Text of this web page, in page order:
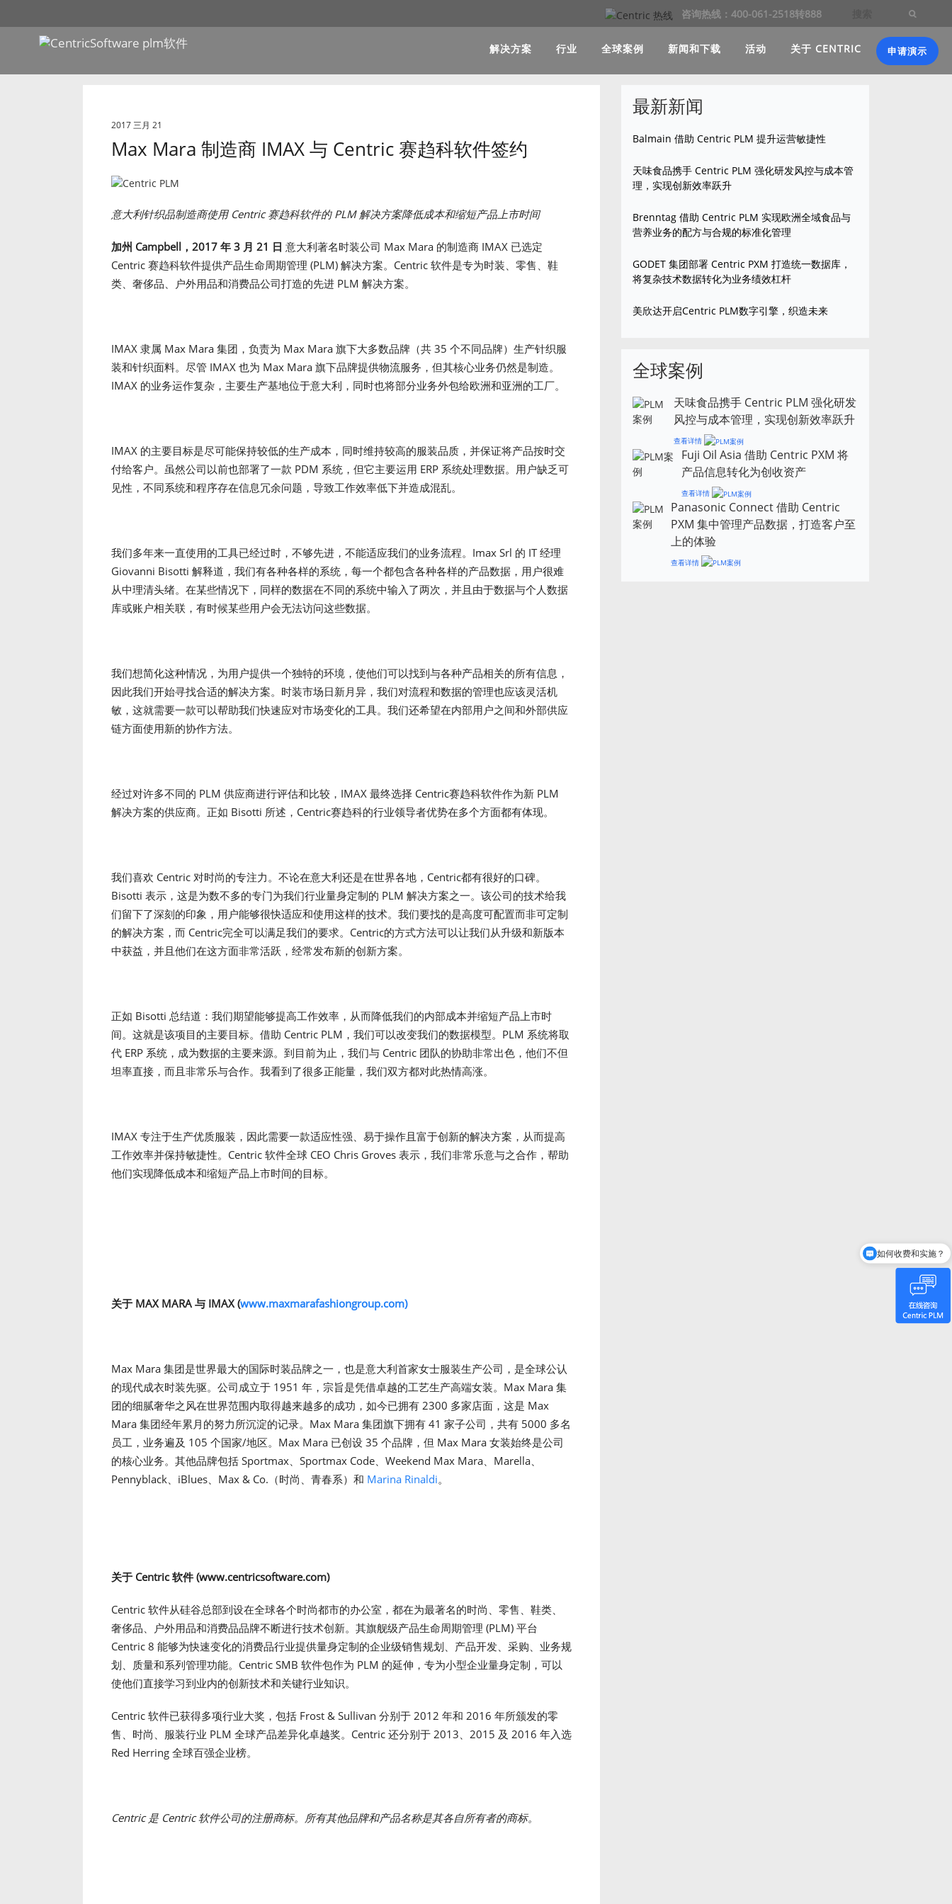
咨询热线：400-061-2518转888
解决方案 行业 全球案例 新闻和下载 活动 关于 CENTRIC 申请演示
2017 三月 21
Max Mara 制造商 IMAX 与 Centric 赛趋科软件签约
意大利针织品制造商使用Centric赛趋科软件的PLM 解决方案降低成本和缩短产品上市时间
加州 Campbell ， 2017 年 3 月 21 日 意大利著名时装公司 Max Mara 的制造商 IMAX 已选定
Centric 赛趋科软件提供产品生命周期管理 (PLM) 解决方案。Centric 软件是专为时装、零售、鞋
类、奢侈品、户外用品和消费品公司打造的先进 PLM 解决方案。
IMAX 隶属 Max Mara 集团，负责为 Max Mara 旗下大多数品牌（共 35 个不同品牌）生产针织服
装和针织面料。尽管 IMAX 也为 Max Mara 旗下品牌提供物流服务，但其核心业务仍然是制造。
IMAX 的业务运作复杂，主要生产基地位于意大利，同时也将部分业务外包给欧洲和亚洲的工厂。
IMAX 的主要目标是尽可能保持较低的生产成本，同时维持较高的服装品质，并保证将产品按时交
付给客户。虽然公司以前也部署了一款 PDM 系统，但它主要运用 ERP 系统处理数据。用户缺乏可
见性，不同系统和程序存在信息冗余问题，导致工作效率低下并造成混乱。
我们多年来一直使用的工具已经过时，不够先进，不能适应我们的业务流程。Imax Srl 的 IT 经理
Giovanni Bisotti 解释道，我们有各种各样的系统，每一个都包含各种各样的产品数据，用户很难
从中理清头绪。在某些情况下，同样的数据在不同的系统中输入了两次，并且由于数据与个人数据
库或账户相关联，有时候某些用户会无法访问这些数据。
我们想简化这种情况，为用户提供一个独特的环境，使他们可以找到与各种产品相关的所有信息，
因此我们开始寻找合适的解决方案。时装市场日新月异，我们对流程和数据的管理也应该灵活机
敏，这就需要一款可以帮助我们快速应对市场变化的工具。我们还希望在内部用户之间和外部供应
链方面使用新的协作方法。
经过对许多不同的 PLM 供应商进行评估和比较，IMAX 最终选择 Centric赛趋科软件作为新 PLM
解决方案的供应商。正如 Bisotti 所述，Centric赛趋科的行业领导者优势在多个方面都有体现。
我们喜欢 Centric 对时尚的专注力。不论在意大利还是在世界各地，Centric都有很好的口碑。
Bisotti 表示，这是为数不多的专门为我们行业量身定制的 PLM 解决方案之一。该公司的技术给我
们留下了深刻的印象，用户能够很快适应和使用这样的技术。我们要找的是高度可配置而非可定制
的解决方案，而 Centric完全可以满足我们的要求。Centric的方式方法可以让我们从升级和新版本
中获益，并且他们在这方面非常活跃，经常发布新的创新方案。
正如 Bisotti 总结道：我们期望能够提高工作效率，从而降低我们的内部成本并缩短产品上市时
间。这就是该项目的主要目标。借助 Centric PLM，我们可以改变我们的数据模型。PLM 系统将取
代 ERP 系统，成为数据的主要来源。到目前为止，我们与 Centric 团队的协助非常出色，他们不但
坦率直接，而且非常乐与合作。我看到了很多正能量，我们双方都对此热情高涨。
IMAX 专注于生产优质服装，因此需要一款适应性强、易于操作且富于创新的解决方案，从而提高
工作效率并保持敏捷性。Centric 软件全球 CEO Chris Groves 表示，我们非常乐意与之合作，帮助
他们实现降低成本和缩短产品上市时间的目标。
关于 MAX MARA 与 IMAX (www.maxmarafashiongroup.com)
Max Mara 集团是世界最大的国际时装品牌之一，也是意大利首家女士服装生产公司，是全球公认
的现代成衣时装先驱。公司成立于 1951 年，宗旨是凭借卓越的工艺生产高端女装。Max Mara 集
团的细腻奢华之风在世界范围内取得越来越多的成功，如今已拥有 2300 多家店面，这是 Max
Mara 集团经年累月的努力所沉淀的记录。Max Mara 集团旗下拥有 41 家子公司，共有 5000 多名
员工，业务遍及 105 个国家/地区。Max Mara 已创设 35 个品牌，但 Max Mara 女装始终是公司
的核心业务。其他品牌包括 Sportmax、Sportmax Code、Weekend Max Mara、Marella、
Pennyblack、iBlues、Max & Co.（时尚、青春系）和 Marina Rinaldi。
关于 Centric软件(www.centricsoftware.com)
Centric 软件从硅谷总部到设在全球各个时尚都市的办公室，都在为最著名的时尚、零售、鞋类、
奢侈品、户外用品和消费品品牌不断进行技术创新。其旗舰级产品生命周期管理 (PLM) 平台
Centric 8 能够为快速变化的消费品行业提供量身定制的企业级销售规划、产品开发、采购、业务规
划、质量和系列管理功能。Centric SMB 软件包作为 PLM 的延伸，专为小型企业量身定制，可以
使他们直接学习到业内的创新技术和关键行业知识。
Centric 软件已获得多项行业大奖，包括 Frost & Sullivan 分别于 2012 年和 2016 年所颁发的零
售、时尚、服装行业 PLM 全球产品差异化卓越奖。Centric 还分别于 2013、2015 及 2016 年入选
Red Herring 全球百强企业榜。
Centric 是 Centric软件公司的注册商标。所有其他品牌和产品名称是其各自所有者的商标。
最新新闻
Balmain 借助 Centric PLM 提升运营敏捷性
天味食品携手 Centric PLM 强化研发风控与成本管
理，实现创新效率跃升
Brenntag 借助 Centric PLM 实现欧洲全域食品与
营养业务的配方与合规的标准化管理
GODET 集团部署 Centric PXM 打造统一数据库，
将复杂技术数据转化为业务绩效杠杆
美欣达开启Centric PLM数字引擎，织造未来
全球案例
天味食品携手 Centric PLM 强化研发
风控与成本管理，实现创新效率跃升
查看详情
Fuji Oil Asia 借助 Centric PXM 将
产品信息转化为创收资产
查看详情
Panasonic Connect 借助 Centric
PXM 集中管理产品数据，打造客户至
上的体验
查看详情
Centric是谁？